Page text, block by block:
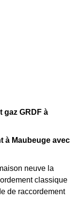
gaz GRDF à
à Maubeuge avec
neuve la
classique
de raccordement